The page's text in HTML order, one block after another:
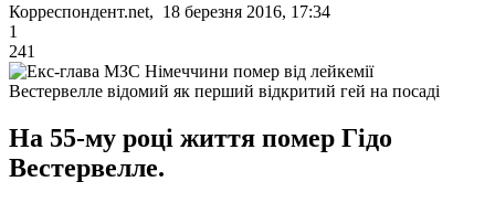
Корреспондент.net, 18 березня 2016, 17:34
1
241
Вестервелле відомий як перший відкритий гей на посаді
На 55-му році життя помер Гідо
Вестервелле.